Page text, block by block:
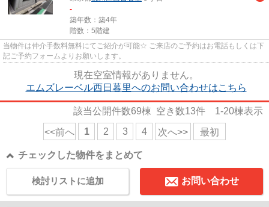
-
築年数：築4年
階数：5階建
当物件は仲介手数料無料にてご紹介が可能☆ ご来店のご予約はお電話もしくは下
記ご予約フォームよりお願いします。
現在空室情報がありません。
エムズレーベル西日暮里へのお問い合わせはこちら
該当公開件数69棟 空き数13件 1-20棟表示
<<前へ 1 2 3 4 次へ>> 最初
チェックした物件をまとめて
お問い合わせ
検討リストに追加